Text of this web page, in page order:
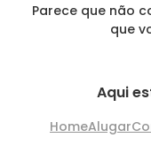
Parece que não
que
Aqui
HomeAlugar